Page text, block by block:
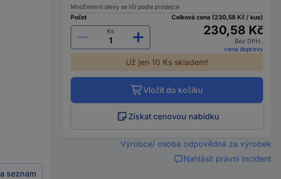
seznam
Množstevní slevy se liší podle prodejce
Počet
Ks
Celková cena (230,58 Kč / kus)
230,58 Kč
Bez DPH.
cena dopravy
Už jen 10 Ks skladem!
Vložit do košíku
Získat cenovou nabídku
Výrobce/ osoba odpovědná za výrobek
Nahlásit právní incident